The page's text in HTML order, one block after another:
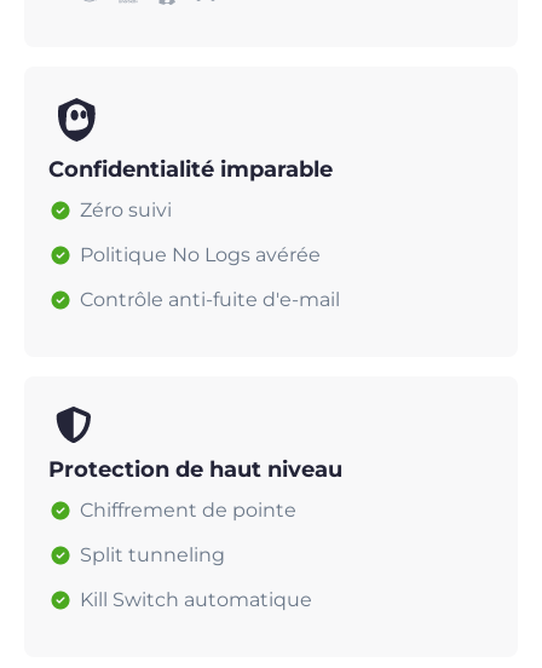
Confidentialité imparable
Zéro suivi
Politique No Logs avérée
Contrôle anti-fuite d'e-mail
Protection de haut niveau
Chiffrement de pointe
Split tunneling
Kill Switch automatique